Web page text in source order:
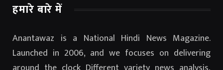
हमारे बारे में
Anantawaz is a National Hindi News Magazine.
Launched in 2006, and we focuses on delivering